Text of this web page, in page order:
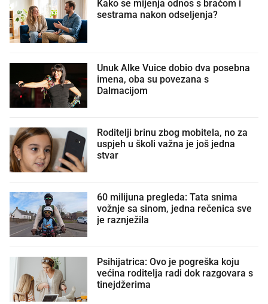
Kako se mijenja odnos s braćom i
sestrama nakon odseljenja?
Unuk Alke Vuice dobio dva posebna
imena, oba su povezana s
Dalmacijom
Roditelji brinu zbog mobitela, no za
uspjeh u školi važna je još jedna
stvar
60 milijuna pregleda: Tata snima
vožnje sa sinom, jedna rečenica sve
je raznježila
Psihijatrica: Ovo je pogreška koju
većina roditelja radi dok razgovara s
tinejdžerima